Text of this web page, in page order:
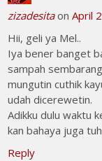
zizadesitaonApril
Hii, geli ya Mel..
Iya bener banget
sampah
mungutin cuthik
udah dicerewetin.
Adikku dulu waktu
kan bahaya juga
Reply